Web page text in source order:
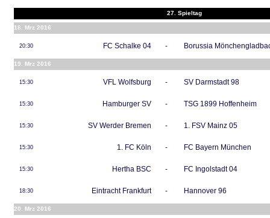
27. Spieltag
18. Mrz 2016
20:30 FC Schalke 04 - Borussia
19. Mrz 2016
15:30 VFL Wolfsburg - SV Darmstadt 98
15:30 Hamburger SV - TSG 1899 Hoffenheim
15:30 SV Werder Bremen - 1. FSV Mainz 05
15:30 1. FC Köln - FC Bayern München
15:30 Hertha BSC - FC Ingolstadt 04
18:30 Eintracht Frankfurt - Hannover 96
20. Mrz 2016